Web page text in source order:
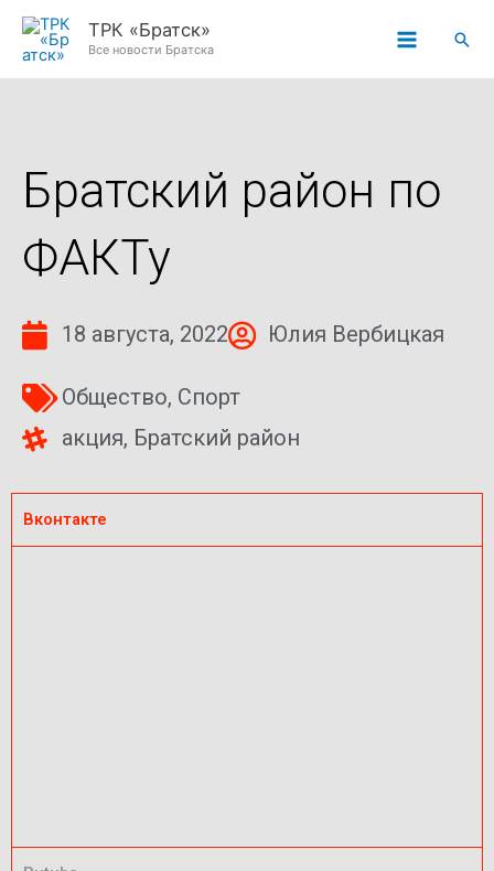
Перейти
ТРК «Братск»
Все новости Братска
Братский район по
ФАКТу
18 августа, 2022 Юлия Вербицкая
Общество, Спорт
акция, Братский район
Вконтакте